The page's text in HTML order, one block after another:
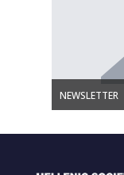
NEWSLETTER